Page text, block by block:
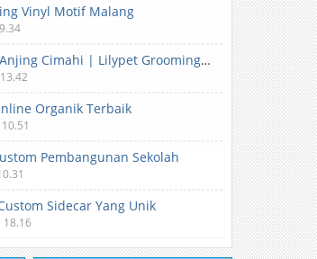
Vinyl Motif Malang
Grooming Kucing & Anjing Cimahi | Lilypet Grooming & Pet Hotel
Organik Terbaik
Pembangunan Sekolah
Sidecar Yang Unik
18.16